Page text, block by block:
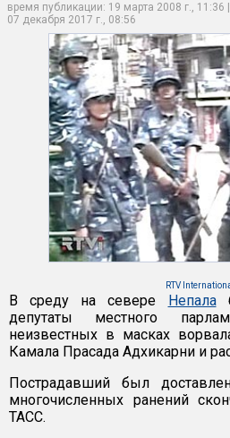
время публикации: 19 марта 2008 г.,
07 декабря 2017 г., 08:56
RTV
В среду на севере Непала
депутаты местного
неизвестных в масках
Камала Прасада Адхикарни и
Пострадавший был
многочисленных ранений
ТАСС.